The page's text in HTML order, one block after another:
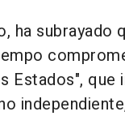
ha subrayado
Estados", que